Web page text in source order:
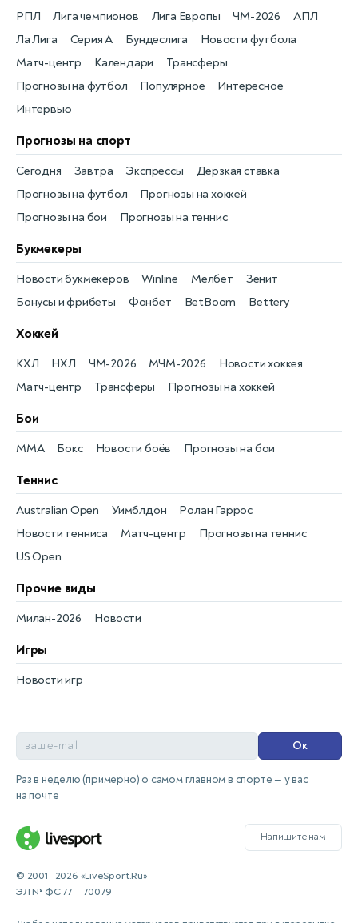
Новости футбола
РПЛ
Матч-центр
Лига чемпионов
Календари
Лига Европы
Трансферы
ЧМ-2026
Прогнозы на футбол
АПЛ
Популярное
Ла Лига
Интересное
Серия А
Интервью
Бундеслига
Прогнозы на спорт
Прогнозы на футбол
Сегодня
Прогнозы на хоккей
Завтра
Прогнозы на бои
Экспрессы
Прогнозы на теннис
Дерзкая ставка
Букмекеры
Бонусы и фрибеты
Новости букмекеров
Фонбет
Winline
BetBoom
Мелбет
Bettery
Зенит
Хоккей
Новости хоккея
КХЛ
Матч-центр
НХЛ
Трансферы
ЧМ-2026
Прогнозы на хоккей
МЧМ-2026
Бои
Новости боёв
MMA Прогнозы на бои
Бокс
Теннис
Новости тенниса
Australian Open
Матч-центр
Уимблдон
Прогнозы на теннис
Ролан Гаррос
US Open
Прочие виды
Новости
Милан-2026
Игры
Новости игр
Ок
Раз в неделю (примерно) о самом главном в спорте — у вас
на почте
Напишите нам
© 2001—2026 «LiveSport.Ru»
ЭЛ № ФС 77 — 70079